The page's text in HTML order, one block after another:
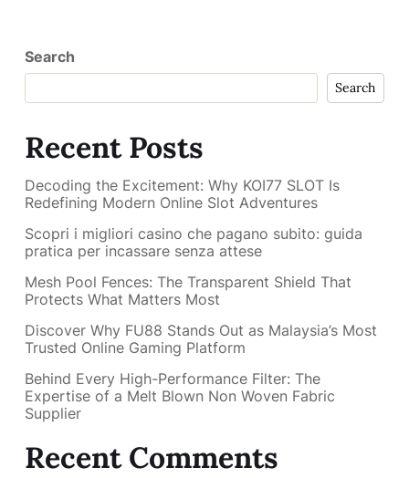
Search
Search
Recent Posts
Decoding the Excitement: Why KOI77 SLOT Is
Redefining Modern Online Slot Adventures
Scopri i migliori casino che pagano subito: guida
pratica per incassare senza attese
Mesh Pool Fences: The Transparent Shield That
Protects What Matters Most
Discover Why FU88 Stands Out as Malaysia’s Most
Trusted Online Gaming Platform
Behind Every High-Performance Filter: The
Expertise of a Melt Blown Non Woven Fabric
Supplier
Recent Comments